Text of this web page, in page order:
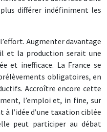
différer indéfiniment les
Augmenter davantage
et la production serait une
et inefficace. La France se
obligatoires, en
Accroître encore cette
l’emploi et, in fine, sur
l’idée d’une taxation ciblée
peut participer au débat